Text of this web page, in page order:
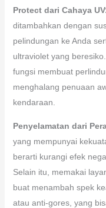
Protect dari Cahaya
ditambahkan dengan
pelindungan ke Anda
ultraviolet yang
fungsi membuat
menghalang penuaan
kendaraan.
Penyelamatan dari
yang mempunyai
berarti kurangi efek
Selain itu, memakai
buat menambah spek
atau anti-gores, yang